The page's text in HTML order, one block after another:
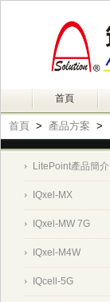
首頁
首頁 > 產品方案 >
LitePoint產品簡介
IQxel-MX
IQxel-MW 7G
IQxel-M4W
IQcell-5G